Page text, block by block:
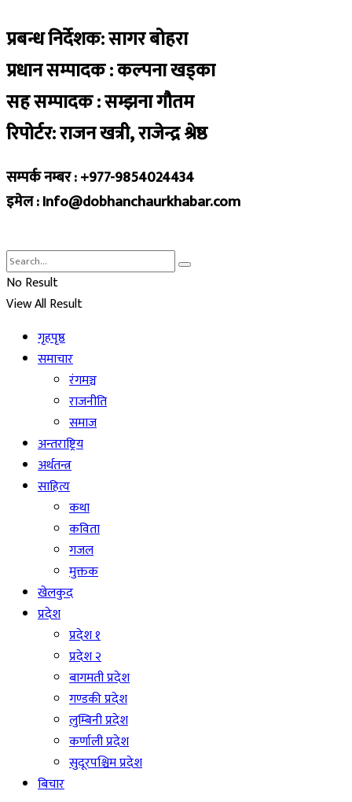
प्रबन्ध निर्देशक: सागर बोहरा
प्रधान सम्पादक : कल्पना खड्का
सह सम्पादक : सम्झना गौतम
रिपोर्टर: राजन खत्री, राजेन्द्र श्रेष्ठ
सम्पर्क नम्बर : +977-9854024434
इमेल : Info@dobhanchaurkhabar.com
No Result
View All Result
गृहपृष्ठ
समाचार
रंगमञ्च
राजनीति
समाज
अन्तराष्ट्रिय
अर्थतन्त्र
साहित्य
कथा
कविता
गजल
मुक्तक
खेलकुद
प्रदेश
प्रदेश १
प्रदेश २
बागमती प्रदेश
गण्डकी प्रदेश
लुम्बिनी प्रदेश
कर्णाली प्रदेश
सुदूरपश्चिम प्रदेश
बिचार